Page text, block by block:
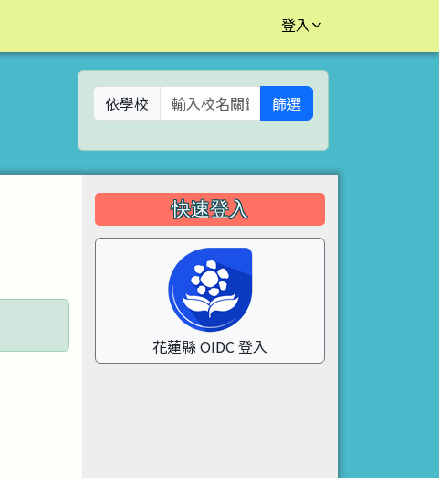
登入
依學校 篩選
左邊區域內容
快速登入
花蓮縣 OIDC 登入